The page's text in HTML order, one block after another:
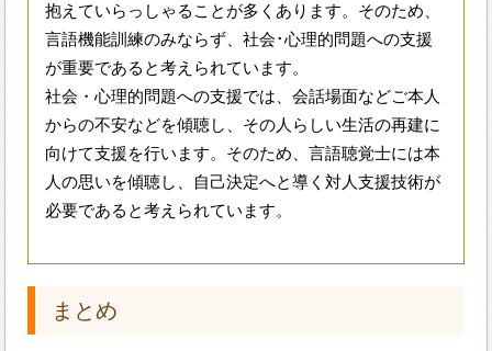
抱えていらっしゃることが多くあります。そのため、
言語機能訓練のみならず、社会･心理的問題への支援
が重要であると考えられています。
社会・心理的問題への支援では、会話場面などご本人
からの不安などを傾聴し、その人らしい生活の再建に
向けて支援を行います。そのため、言語聴覚士には本
人の思いを傾聴し、自己決定へと導く対人支援技術が
必要であると考えられています。
まとめ